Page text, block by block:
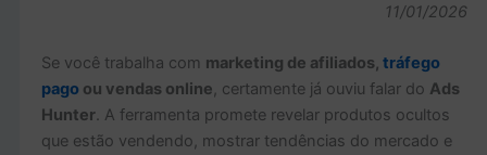
11/01/2026
Se você trabalha com marketing de afiliados, tráfego
pago ou vendas online, certamente já ouviu falar do Ads
Hunter. A ferramenta promete revelar produtos ocultos
que estão vendendo, mostrar tendências do mercado e